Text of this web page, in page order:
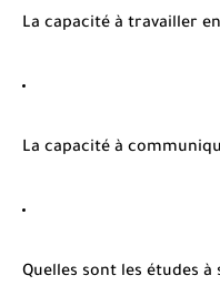
La capacité à travailler
La capacité à
Quelles sont les études